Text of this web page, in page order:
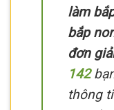
làm
bắp
đơn
142
thông